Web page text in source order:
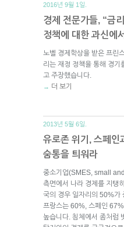
2016년 9월 1일.
경제 전문가들, “금
정책에 대한 과신에
노벨 경제학상을 받은 프린
리는 재정 정책을 통해 경기
고 주장했습니다.
→ 더 보기
2013년 5월 6일.
유로존 위기, 스페인
숨통을 틔워라
중소기업(SMES, small
측면에서 나라 경제를 지탱
국의 경우 일자리의 50%가
프랑스는 60%, 스페인
높습니다. 침체에서 좀처럼